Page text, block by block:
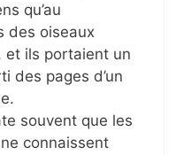
qu’au
des oiseaux
et ils portaient un
des pages d’un
souvent que les
connaissent